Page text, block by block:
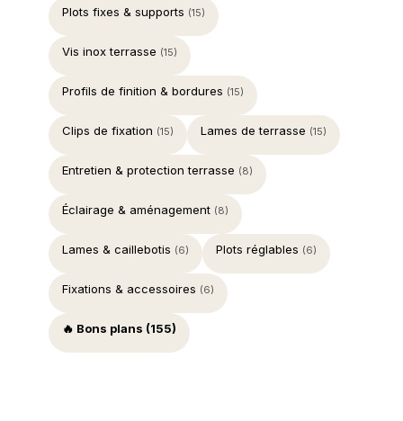
Plots fixes & supports (15)
Vis inox terrasse (15)
Profils de finition & bordures (15)
Clips de fixation (15) Lames de terrasse (15)
Entretien & protection terrasse (8)
Éclairage & aménagement (8)
Lames & caillebotis (6) Plots réglables (6)
Fixations & accessoires (6)
🔥 Bons plans (155)